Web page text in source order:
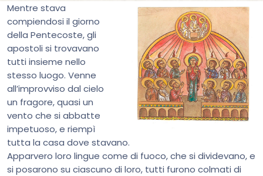
Mentre stava
compiendosi il giorno
della Pentecoste, gli
apostoli si trovavano
tutti insieme nello
stesso luogo. Venne
all’improvviso dal cielo
un fragore, quasi un
vento che si abbatte
impetuoso, e riempì
tutta la casa dove stavano.
Apparvero loro lingue come di fuoco, che si dividevano, e
si posarono su ciascuno di loro, tutti furono colmati di